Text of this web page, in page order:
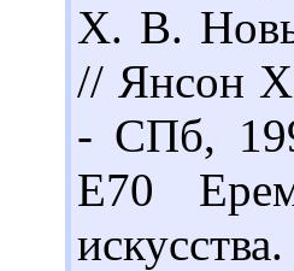
Х. В.
// Янсон
- СПб,
Е70